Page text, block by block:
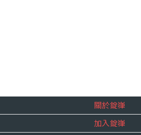
關於錠嵂
企業資訊
加入錠嵂